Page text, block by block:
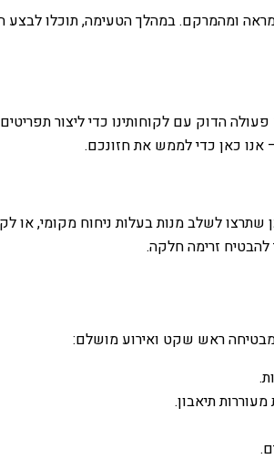
ומהמרקם. במהלך הטעימה, תוכלו לבצע
הדוק עם לקוחותינו כדי ליצור
אנו כאן כדי לממש את חזונכם.
שתרצו לשלב מנות בעלות ניחוח מקומי,
להבטיח זרימה חלקה.
ראש שקט ואירוע מושלם:
תיאבון.